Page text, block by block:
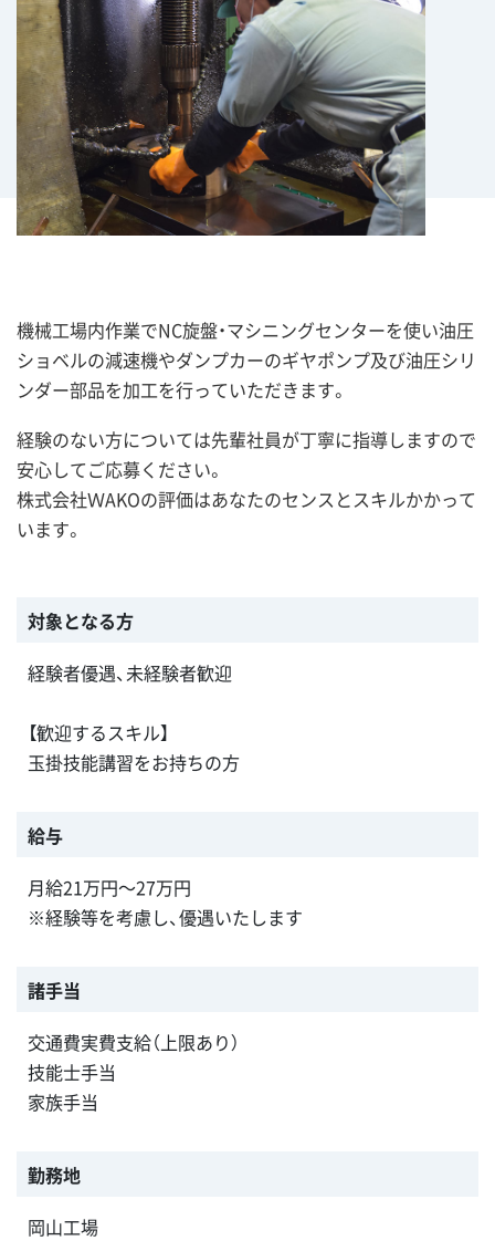
機械工場内作業でNC旋盤・マシニングセンターを使い油圧
ショベルの減速機やダンプカーのギヤポンプ及び油圧シリ
ンダー部品を加工を行っていただきます。
経験のない方については先輩社員が丁寧に指導しますので
安心してご応募ください。
株式会社ＷAKOの評価はあなたのセンスとスキルかかって
います。
対象となる方
経験者優遇、未経験者歓迎
【歓迎するスキル】
玉掛技能講習をお持ちの方
給与
月給21万円～27万円
※経験等を考慮し、優遇いたします
諸手当
交通費実費支給（上限あり）
技能士手当
家族手当
勤務地
岡山工場